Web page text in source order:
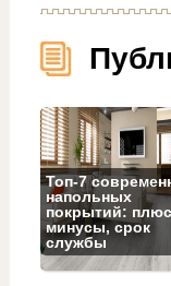
Топ‑7
напольных
покрытий:
минусы, срок
службы